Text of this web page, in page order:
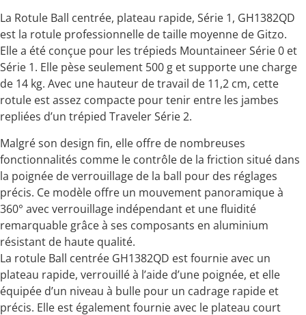
La Rotule Ball centrée, plateau rapide, Série 1, GH1382QD
est la rotule professionnelle de taille moyenne de Gitzo.
Elle a été conçue pour les trépieds Mountaineer Série 0 et
Série 1. Elle pèse seulement 500 g et supporte une charge
de 14 kg. Avec une hauteur de travail de 11,2 cm, cette
rotule est assez compacte pour tenir entre les jambes
repliées d’un trépied Traveler Série 2.
Malgré son design fin, elle offre de nombreuses
fonctionnalités comme le contrôle de la friction situé dans
la poignée de verrouillage de la ball pour des réglages
précis. Ce modèle offre un mouvement panoramique à
360° avec verrouillage indépendant et une fluidité
remarquable grâce à ses composants en aluminium
résistant de haute qualité.
La rotule Ball centrée GH1382QD est fournie avec un
plateau rapide, verrouillé à l’aide d’une poignée, et elle
équipée d’un niveau à bulle pour un cadrage rapide et
précis. Elle est également fournie avec le plateau court